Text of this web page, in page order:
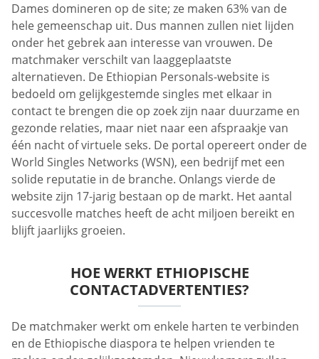
Dames domineren op de site; ze maken 63% van de
hele gemeenschap uit. Dus mannen zullen niet lijden
onder het gebrek aan interesse van vrouwen. De
matchmaker verschilt van laaggeplaatste
alternatieven. De Ethiopian Personals-website is
bedoeld om gelijkgestemde singles met elkaar in
contact te brengen die op zoek zijn naar duurzame en
gezonde relaties, maar niet naar een afspraakje van
één nacht of virtuele seks. De portal opereert onder de
World Singles Networks (WSN), een bedrijf met een
solide reputatie in de branche. Onlangs vierde de
website zijn 17-jarig bestaan op de markt. Het aantal
succesvolle matches heeft de acht miljoen bereikt en
blijft jaarlijks groeien.
HOE WERKT ETHIOPISCHE
CONTACTADVERTENTIES?
De matchmaker werkt om enkele harten te verbinden
en de Ethiopische diaspora te helpen vrienden te